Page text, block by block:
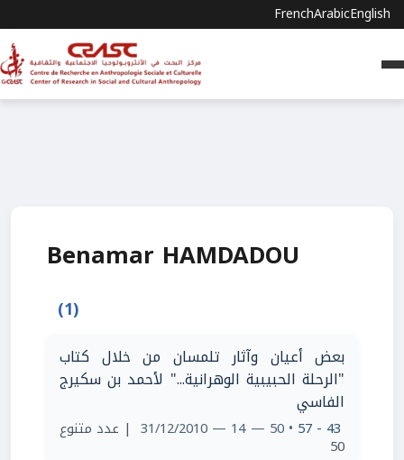
FrenchArabicEnglish
Benamar HAMDADOU
(1)
بعض أعيان وآثار تلمسان من خلال كتاب
"الرحلة الحبيبية الوهرانية..." لأحمد بن سكيرج
الفاسي
43 - 57
• 50 — 14 — 31/12/2010 | عدد متنوع
50